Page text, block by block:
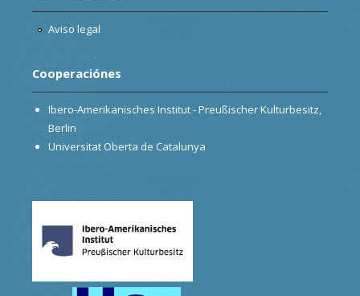
Aviso legal
Cooperaciónes
Ibero-Amerikanisches Institut - Preußischer Kulturbesitz,
Berlin
Universitat Oberta de Catalunya